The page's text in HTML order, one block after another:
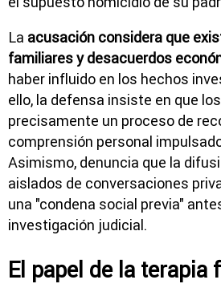
La acusación considera que
familiares y desacuerdos
haber influido en los hechos
ello, la defensa insiste en que
precisamente un proceso de
comprensión personal
Asimismo, denuncia que la
aislados de conversaciones
una "condena social previa"
investigación judicial.
El papel de la terapia